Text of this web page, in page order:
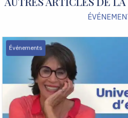
Événements